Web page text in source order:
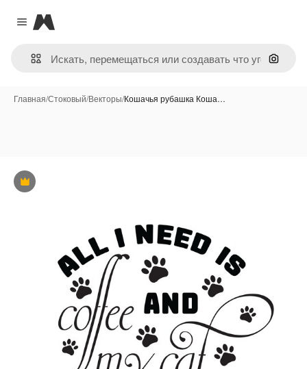
Close menu
Magnific
Поиск
Главная/Стоковый/Векторы/Кошачья рубашка Коша…
Премиум